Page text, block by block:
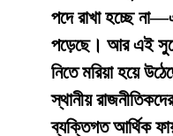
পদে রাখা হচ্ছে
পড়েছে। আর এই
নিতে মরিয়া হয়ে
স্থানীয়
ব্যক্তিগত আর্থিক